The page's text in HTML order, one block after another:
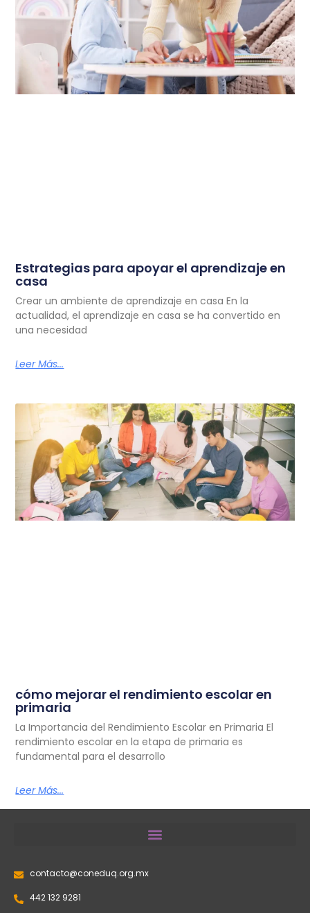
Estrategias para apoyar el aprendizaje en
casa
Crear un ambiente de aprendizaje en casa En la
actualidad, el aprendizaje en casa se ha convertido en
una necesidad
Leer Más...
cómo mejorar el rendimiento escolar en
primaria
La Importancia del Rendimiento Escolar en Primaria El
rendimiento escolar en la etapa de primaria es
fundamental para el desarrollo
Leer Más...
contacto@coneduq.org.mx
442 132 9281